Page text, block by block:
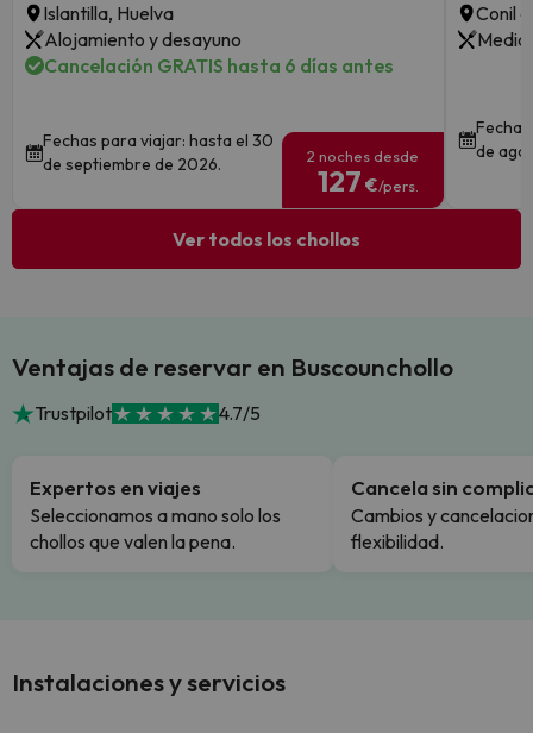
Islantilla, Huelva
Alojamiento y desayuno
Cancelación GRATIS hasta 6 días antes
Fechas para viajar: hasta el 30
de septiembre de 2026.
2 noches desde
127 €/pers.
Conil
Media
de
Ver todos los chollos
Ventajas de reservar en Buscounchollo
Trustpilot 4.7/5
Expertos en viajes
Seleccionamos a mano solo los
chollos que valen la pena.
Cancela sin
Cambios y
flexibilidad.
Instalaciones y servicios